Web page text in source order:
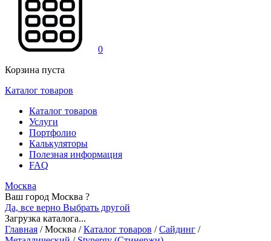
0
Корзина пуста
Каталог товаров
Каталог товаров
Услуги
Портфолио
Калькуляторы
Полезная информация
FAQ
Москва
Ваш город Москва ?
Да, все верно Выбрать другой
Загрузка каталога...
Главная /Москва / Каталог товаров / Сайдинг /